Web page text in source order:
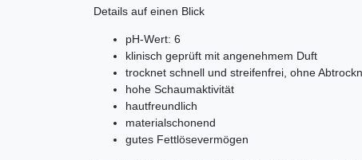
Details auf einen Blick
pH-Wert: 6
klinisch geprüft mit angenehmem Duft
trocknet schnell und streifenfrei, ohne
hohe Schaumaktivität
hautfreundlich
materialschonend
gutes Fettlösevermögen